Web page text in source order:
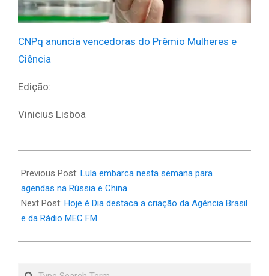
CNPq anuncia vencedoras do Prêmio Mulheres e
Ciência
Edição:
Vinicius Lisboa
05-
04
Previous Post: Lula embarca nesta semana para
agendas na Rússia e China
Next Post: Hoje é Dia destaca a criação da Agência Brasil
e da Rádio MEC FM
Search